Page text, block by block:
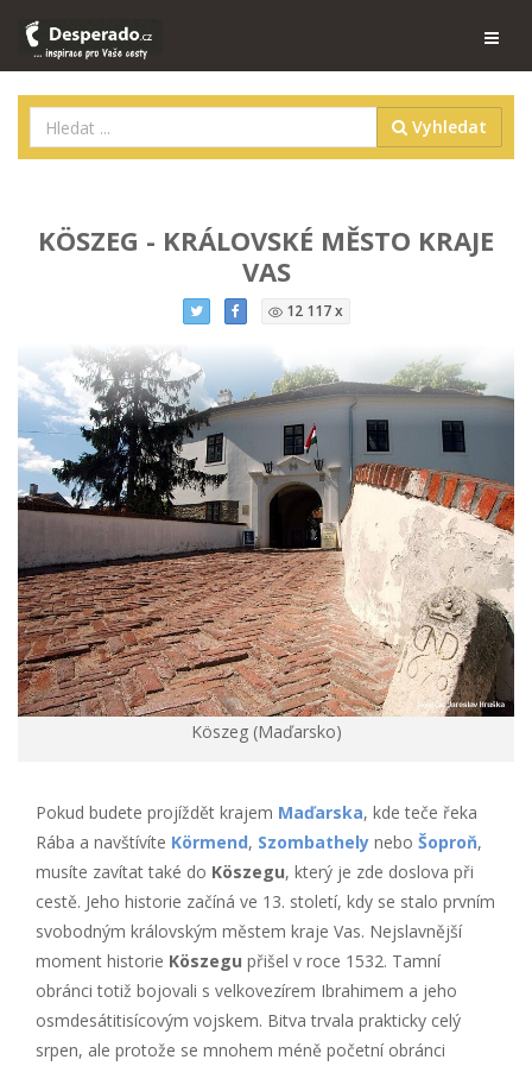
Vyhledat
KÖSZEG - KRÁLOVSKÉ MĚSTO KRAJE
VAS
12 117 x
Köszeg (Maďarsko)
Pokud budete projíždět krajem Maďarska, kde teče řeka
Rába a navštívíte Körmend, Szombathely nebo Šoproň,
musíte zavítat také do Köszegu, který je zde doslova při
cestě. Jeho historie začíná ve 13. století, kdy se stalo prvním
svobodným královským městem kraje Vas. Nejslavnější
moment historie Köszegu přišel v roce 1532. Tamní
obránci totiž bojovali s velkovezírem Ibrahimem a jeho
osmdesátitisícovým vojskem. Bitva trvala prakticky celý
srpen, ale protože se mnohem méně početní obránci